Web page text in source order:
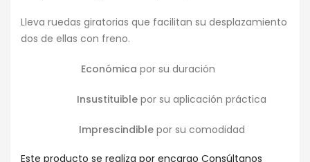
Lleva ruedas giratorias que facilitan su desplazamiento
dos de ellas con freno.
Económica por su duración
Insustituible por su aplicación práctica
Imprescindible por su comodidad
Este producto se realiza por encargo Consúltanos